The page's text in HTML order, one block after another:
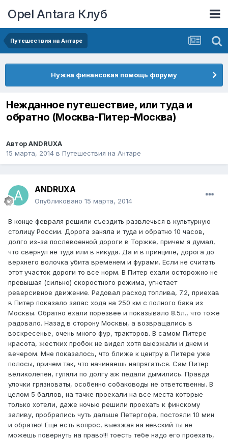
Opel Antara Клуб
Путешествия на Антаре
Нужна финансовая помощь форуму
Нежданное путешествие, или туда и
обратно (Москва-Питер-Москва)
АвторANDRUXA
15 марта, 2014 в Путешествия на Антаре
ANDRUXA
Опубликовано 15 марта, 2014
В конце февраля решили съездить развлечься в культурную
столицу России. Дорога заняла и туда и обратно 10 часов,
долго из-за послевоенной дороги в Торжке, причем я думал,
что свернул не туда или в никуда. Да и в принципе, дорога до
верхнего волочка убита временем и фурами. Если не считать
этот участок дороги то все норм. В Питер ехали осторожно не
превышая (сильно) скоростного режима, угнетает
реверсивное движение. Радовал расход топлива, 7.2, приехав
в Питер показало запас хода на 250 км с полного бака из
Москвы. Обратно ехали порезвее и показывало 8.5л., что тоже
радовало. Назад в сторону Москвы, а возвращались в
воскресенье, очень много фур, тракторов. В самом Питере
красота, жестких пробок не видел хотя выезжали и днем и
вечером. Мне показалось, что ближе к центру в Питере уже
полосы, причем так, что начинаешь напрягаться. Сам Питер
великолепен, гуляли по долгу аж педали дымились. Правда
улочки грязноваты, особенно собаководы не ответственны. В
целом 5 баллов, на тачке проехали на все места которые
только хотели, даже ночью решили проехать к финскому
заливу, пробрались чуть дальше Петергофа, постояли 10 мин
и обратно! Еще есть вопрос, выезжая на невский ты не
можешь повернуть на право!!! тоесть тебе надо его проехать,